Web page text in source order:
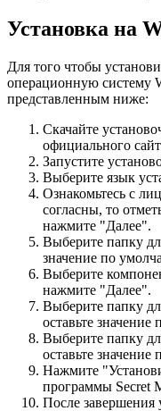
Установка на
Для того чтобы
операционную систему
представленным ниже:
Скачайте
официального
Запустите
Выберите язык
Ознакомьтесь с
согласны, то
нажмите "Далее".
Выберите папку
значение по
Выберите
нажмите "Далее".
Выберите папку
оставьте
Выберите папку
оставьте
Нажмите
программы Secret
После завершения